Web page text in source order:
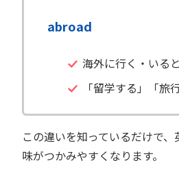
abroad
海外に行く・いる
「留学する」「旅
この違いを知っているだけで
味がつかみやすくなります。